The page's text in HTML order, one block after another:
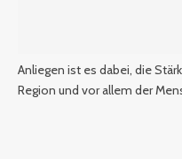
Anliegen ist es dabei, die
Region und vor allem der